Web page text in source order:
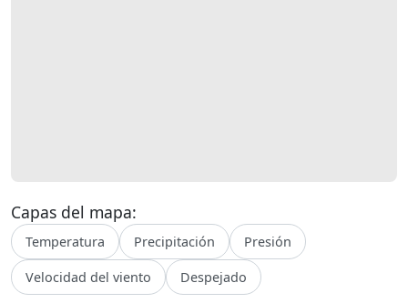
Capas del mapa:
Temperatura Precipitación Presión
Velocidad del viento Despejado